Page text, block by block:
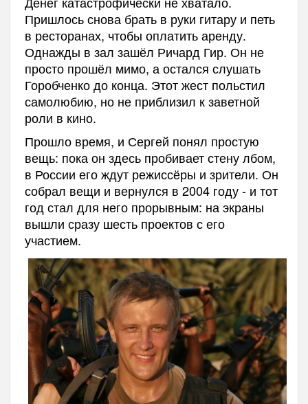
Пришлось снова брать в руки гитару и петь
в ресторанах, чтобы оплатить аренду.
Однажды в зал зашёл Ричард Гир. Он не
просто прошёл мимо, а остался слушать
Горобченко до конца. Этот жест польстил
самолюбию, но не приблизил к заветной
роли в кино.
Прошло время, и Сергей понял простую
вещь: пока он здесь пробивает стену лбом,
в России его ждут режиссёры и зрители. Он
собрал вещи и вернулся в 2004 году - и тот
год стал для него прорывным: на экраны
вышли сразу шесть проектов с его
участием.